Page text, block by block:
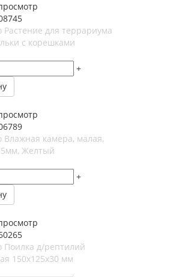
Растение для террариума
с корешками
+
Влажная камера, малая,
Желтый
+
Поилка д/рептилий
150х125х30 мм